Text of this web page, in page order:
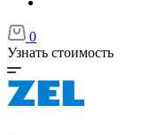
0
Узнать стоимость